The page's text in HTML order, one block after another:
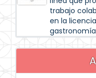
trabajo
en la